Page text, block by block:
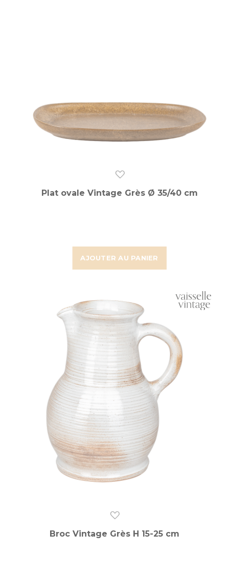
AJOUTER AU PANIER
Plat ovale Vintage Grès Ø 35/40 cm
Broc Vintage Grès H 15-25 cm